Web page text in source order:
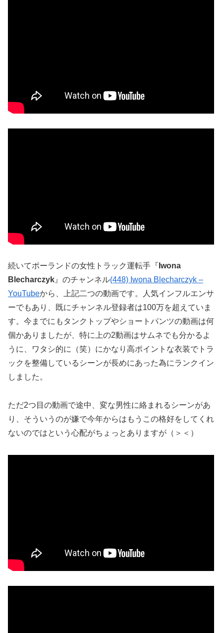
続いてポーランドの女性トラック運転手『 Iwona
Blecharczyk 』のチャンネル(448) Iwona Blecharczyk –
YouTubeから、上記二つの動画です。人気インフルエンサ
ーでもあり、既にチャンネル登録者は100万を超えていま
す。今までにもタンクトップやショートパンツの動画は何
個かありましたが、特に上の2動画はサムネでも分かるよ
うに、ワタシ的に（笑）にかなり高ポイントな衣装でトラ
ックを整備しているシーンが長めにあった為にランクイン
しました。
ただ2つ目の動画で途中、変な男性に絡まれるシーンがあ
り、そういうのが嫌で今年からはもうこの格好をしてくれ
ないのではという心配がちょっとありますが（＞＜）